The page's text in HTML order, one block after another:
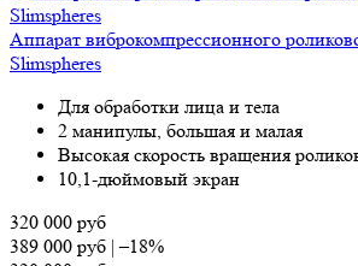
Аппарат виброкомпрессионного
Slimspheres
Для обработки лица и тела
2 манипулы, большая и малая
Высокая скорость вращения
10,1-дюймовый экран
320 000 руб
389 000 руб |–18%